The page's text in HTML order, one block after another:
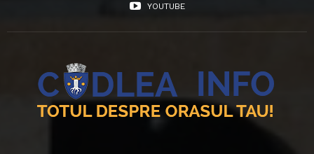
YOUTUBE